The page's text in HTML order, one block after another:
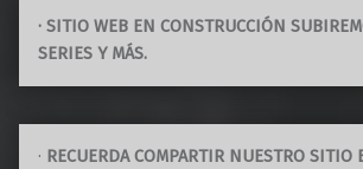
· SITIO WEB EN CONSTRUCCIÓN
SERIES Y MÁS.
· RECUERDA COMPARTIR NUESTRO SITIO